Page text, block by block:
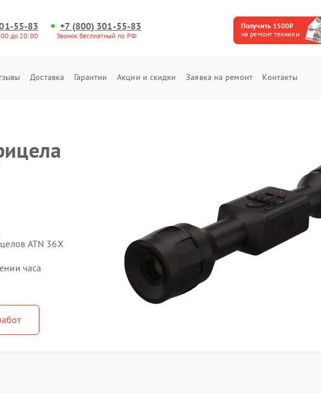
55-83
до 20:00
+7 (800) 301-55-83
Звонок бесплатный по РФ
Получить 1500₽
на ремонт техники
Доставка Гарантии Акции и скидки Заявка на ремонт Контакты
ATN 36X
часа